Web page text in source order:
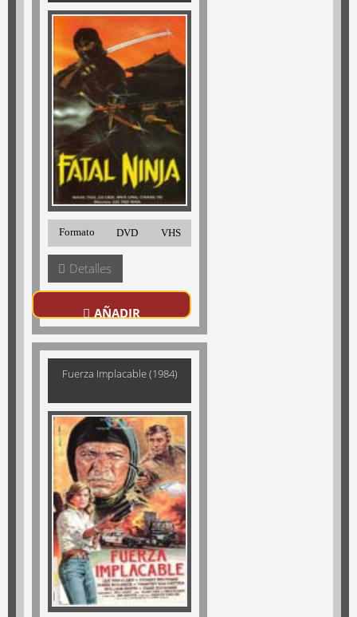
Formato DVD VHS
Detalles
AÑADIR
Fuerza Implacable (1984)